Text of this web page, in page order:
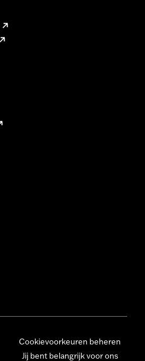
Cookievoorkeuren beheren
Jij bent belangrijk voor ons